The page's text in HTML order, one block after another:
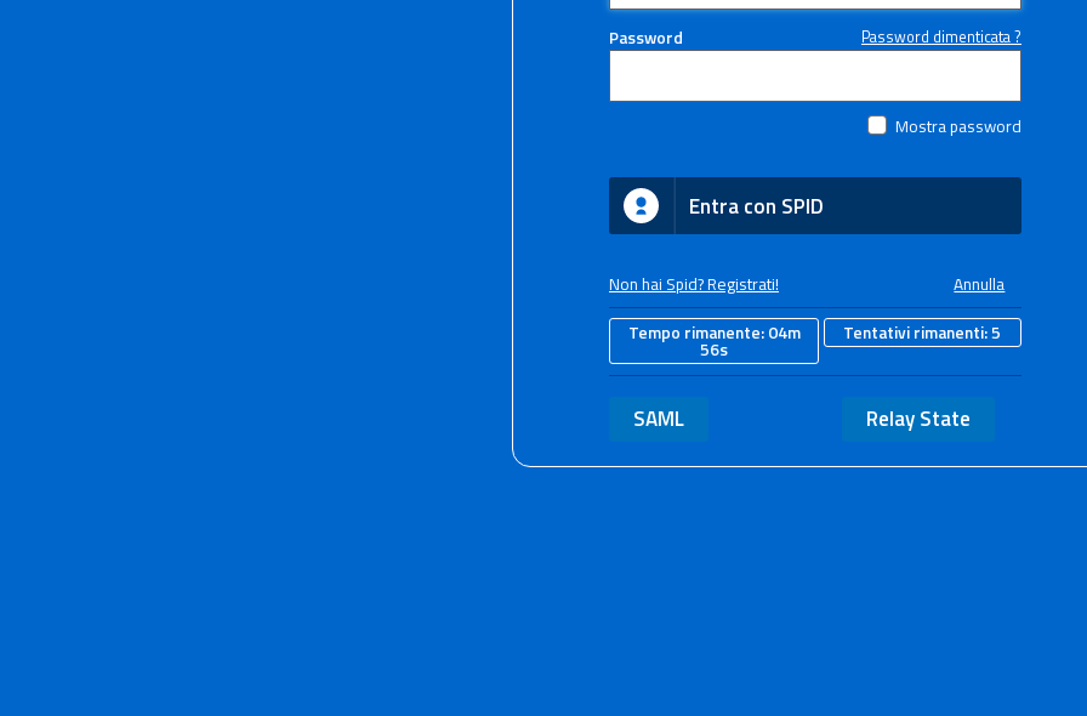
Password Password dimenticata ?
Mostra password
Entra con SPID
Non hai Spid? Registrati!
Annulla
Tempo rimanente: 04m
55s
Tentativi rimanenti:5
SAML Relay State